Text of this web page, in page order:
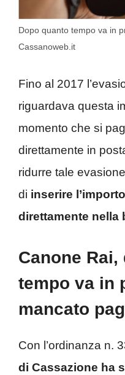
Dopo quanto tempo va in
Cassanoweb.it
Fino al 2017
riguardava questa
momento che si
direttamente in
ridurre tale
di inserire
direttamente nella
Canone
tempo va in
mancato
Con l’ordinanza n.
di Cassazione ha